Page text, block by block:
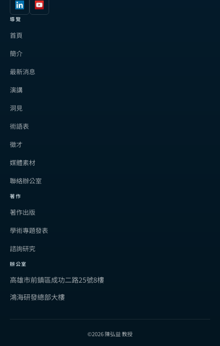
導覽
首頁
簡介
最新消息
演講
洞見
術語表
徵才
媒體素材
聯絡辦公室
著作
著作出版
學術專題發表
諮詢研究
辦公室
高雄市前鎮區成功二路25號8樓
鴻海研發總部大樓
©2026 陳弘益 教授